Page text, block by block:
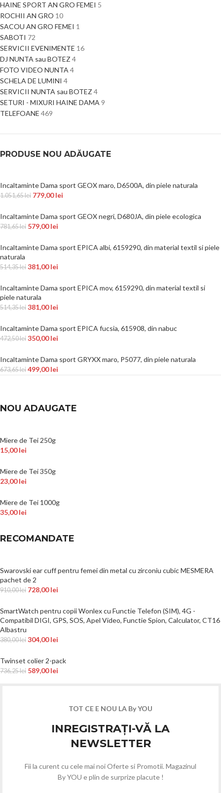
HAINE SPORT AN GRO FEMEI 5
ROCHII AN GRO 10
SACOU AN GRO FEMEI 1
SABOTI 72
SERVICII EVENIMENTE 16
DJ NUNTA sau BOTEZ 4
FOTO VIDEO NUNTA 4
SCHELA DE LUMINI 4
SERVICII NUNTA sau BOTEZ 4
SETURI - MIXURI HAINE DAMA 9
TELEFOANE 469
PRODUSE NOU ADĂUGATE
Incaltaminte Dama sport GEOX maro, D6500A, din piele naturala
1.051,65lei 779,00lei
Incaltaminte Dama sport GEOX negri, D680JA, din piele ecologica
781,65lei 579,00lei
Incaltaminte Dama sport EPICA albi, 6159290, din material textil si piele
naturala
514,35lei 381,00lei
Incaltaminte Dama sport EPICA mov, 6159290, din material textil si
piele naturala
514,35lei 381,00lei
Incaltaminte Dama sport EPICA fucsia, 615908, din nabuc
472,50lei 350,00lei
Incaltaminte Dama sport GRYXX maro, P5077, din piele naturala
673,65lei 499,00lei
NOU ADAUGATE
Miere de Tei 250g
15,00lei
Miere de Tei 350g
23,00lei
Miere de Tei 1000g
35,00lei
RECOMANDATE
Swarovski ear cuff pentru femei din metal cu zirconiu cubic MESMERA
pachet de 2
910,00lei 728,00lei
SmartWatch pentru copii Wonlex cu Functie Telefon (SIM), 4G -
Compatibil DIGI, GPS, SOS, Apel Video, Functie Spion, Calculator, CT16
Albastru
380,00lei 304,00lei
Twinset colier 2-pack
736,25lei 589,00lei
TOT CE E NOU LA By YOU
INREGISTRAȚI-VĂ LA
NEWSLETTER
Fii la curent cu cele mai noi Oferte si Promotii. Magazinul
By YOU e plin de surprize placute !